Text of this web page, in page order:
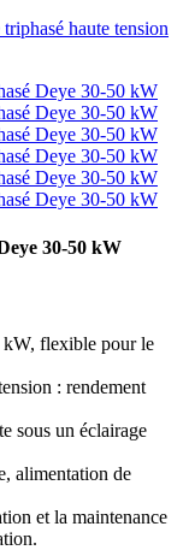
30-50 kW
kW, flexible pour le
: rendement
sous un éclairage
alimentation de
et la maintenance